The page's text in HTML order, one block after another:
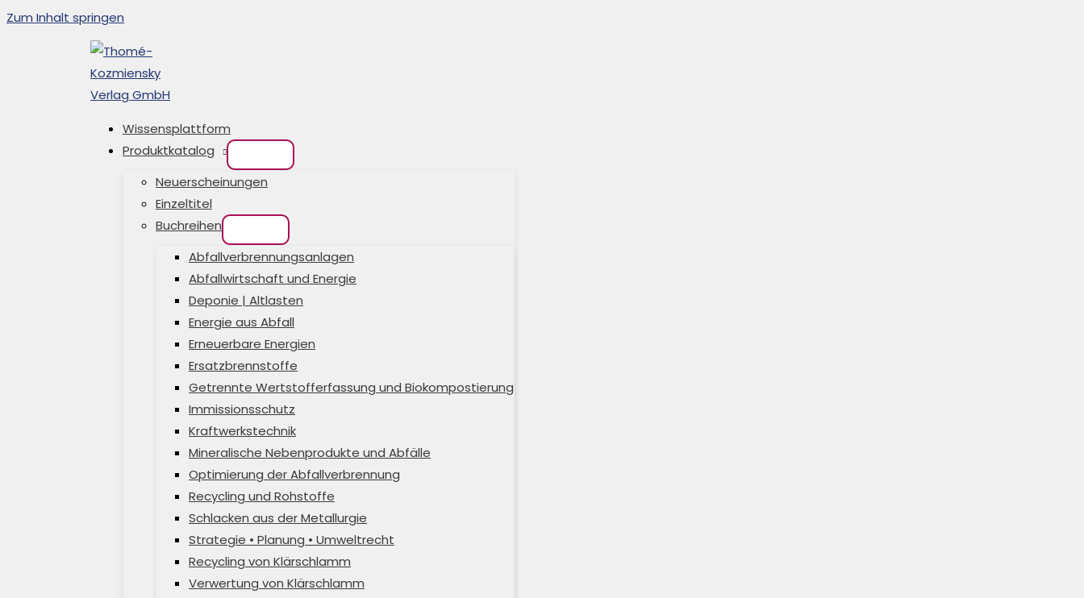
Zum Inhalt springen
Wissensplattform
Produktkatalog
Neuerscheinungen
Einzeltitel
Buchreihen
Abfallverbrennungsanlagen
Abfallwirtschaft und Energie
Deponie | Altlasten
Energie aus Abfall
Erneuerbare Energien
Ersatzbrennstoffe
Getrennte Wertstofferfassung und Biokompostierung
Immissionsschutz
Kraftwerkstechnik
Mineralische Nebenprodukte und Abfälle
Optimierung der Abfallverbrennung
Recycling und Rohstoffe
Schlacken aus der Metallurgie
Strategie • Planung • Umweltrecht
Recycling von Klärschlamm
Verwertung von Klärschlamm